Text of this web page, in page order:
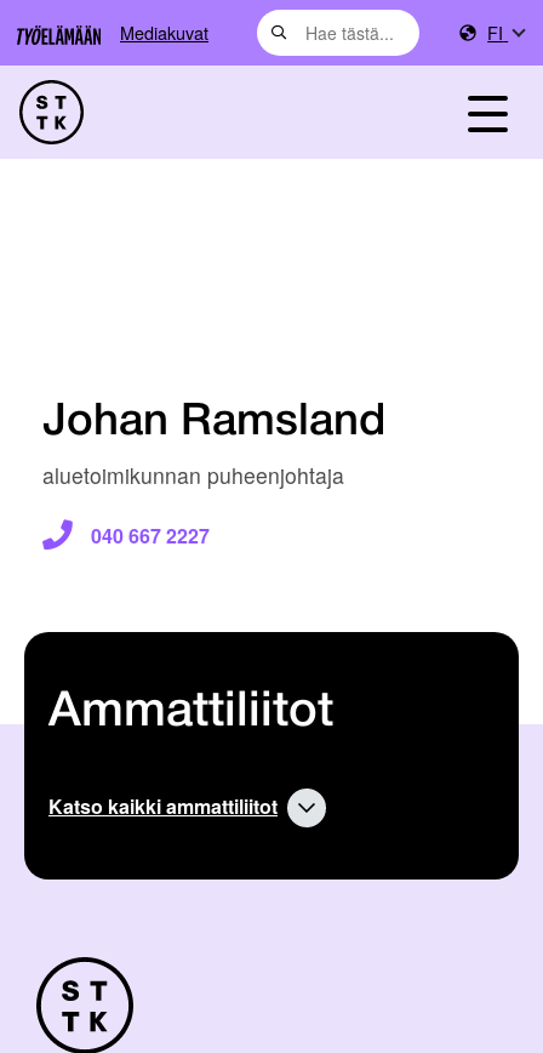
Mediakuvat FI
Johan Ramsland
aluetoimikunnan puheenjohtaja
040 667 2227
Ammattiliitot
Katso kaikki ammattiliitot